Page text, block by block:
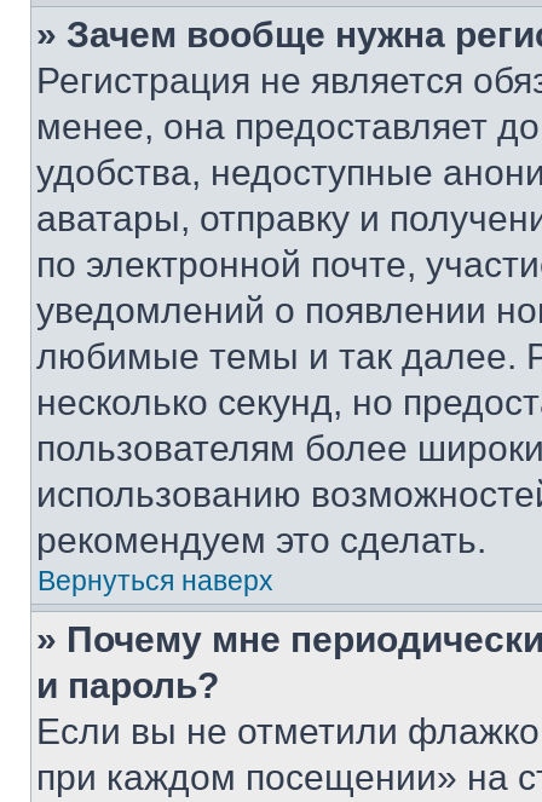
» Зачем вообще нужна
Регистрация не является
менее, она предоставляет
удобства, недоступные
аватары, отправку и
по электронной почте,
уведомлений о появлении
любимые темы и так далее.
несколько секунд, но
пользователям более
использованию
рекомендуем это сделать.
Вернуться наверх
» Почему мне
и пароль?
Если вы не отметили
при каждом посещении» на